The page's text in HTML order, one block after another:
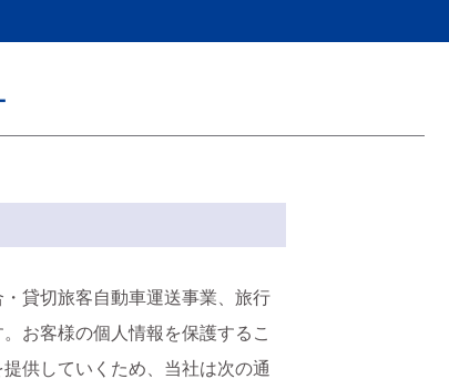
貸切旅客自動車運送事業、旅行
お客様の個人情報を保護するこ
供していくため、当社は次の通